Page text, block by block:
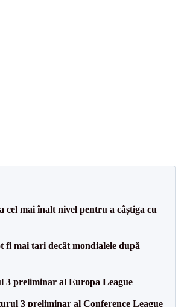
cel mai înalt nivel pentru a câștiga cu
fi mai tari decât mondialele după
3 preliminar al Europa League
3 preliminar al Conference League